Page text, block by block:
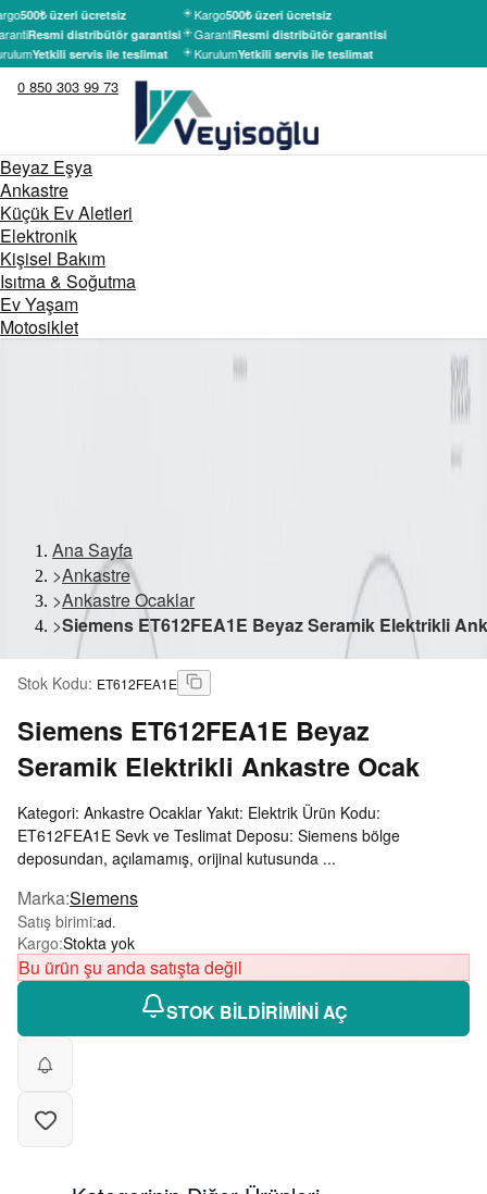
500₺ üzeri ücretsiz
Resmi distribütör garantisi
Yetkili servis ile teslimat
Kargo500₺ üzeri ücretsiz
GarantiResmi distribütör garantisi
KurulumYetkili servis ile teslimat
0 850 303 99 73
Beyaz Eşya
Ankastre
Küçük Ev Aletleri
Elektronik
Kişisel Bakım
Isıtma & Soğutma
Ev Yaşam
Motosiklet
Ana Sayfa
>Ankastre
>Ankastre Ocaklar
>Siemens ET612FEA1E Beyaz Seramik Elektrikli
Stok Kodu: ET612FEA1E
Siemens ET612FEA1E Beyaz
Seramik Elektrikli Ankastre Ocak
Kategori: Ankastre Ocaklar Yakıt: Elektrik Ürün Kodu:
ET612FEA1E Sevk ve Teslimat Deposu: Siemens bölge
deposundan, açılamamış, orijinal kutusunda ...
Marka:Siemens
Satış birimi:ad.
Kargo:Stokta yok
Bu ürün şu anda satışta değil
STOK BİLDİRİMİNİ AÇ